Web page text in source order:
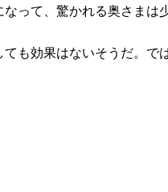
って、驚かれる奥さまは
も効果はないそうだ。で